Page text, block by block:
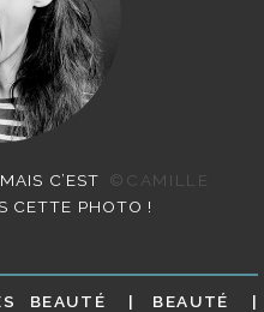
C’EST
©CAMILLE
CETTE PHOTO !
BEAUTÉ
BEAUTÉ